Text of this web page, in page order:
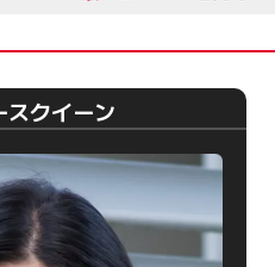
スクイーン